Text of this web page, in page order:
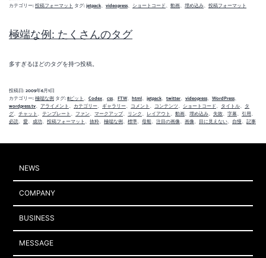
ト:
画
カテゴリー: 投稿フォーマット タグ: jetpack、 videopress、 ショートコード 、 動画、 埋め込み、 投稿フォーマット
極端な例: たくさんのタグ
多すぎるほどのタグを持つ投稿。
投稿日: 2009年6月1日
カテゴリー: 極端な例 タグ: 8ビット 、 Codex、 css、 FTW、 html、 jetpack、 twitter、 videopress、 WordPress、
wordpress.tv、 アライメント 、 カテゴリー、 ギャラリー、 コメント 、 コンテンツ 、 ショートコード 、 タイトル、 タ
グ、 チャット 、 テンプレート 、 ファン、 マークアップ、 リンク 、 レイアウト 、 動画、 埋め込み、 失敗、 字幕、 引用 、
必読、 愛、 成功、 投稿フォーマット 、 抜粋、 極端な例、 標準、 母船、 注目の画像、 画像、 目に見えない、 自慢 、 記事
NEWS
COMPANY
BUSINESS
MESSAGE